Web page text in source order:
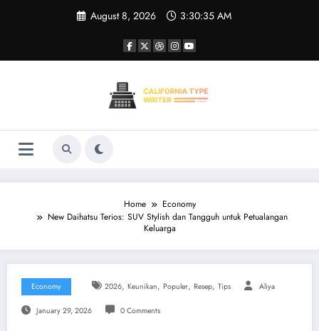
August 8, 2026 3:30:35 AM
Home
Economy
New Daihatsu Terios: SUV Stylish dan Tangguh untuk Petualangan
Keluarga
Economy 2026, Keunikan, Populer, Resep, Tips Aliya
January 29, 2026 0 Comments